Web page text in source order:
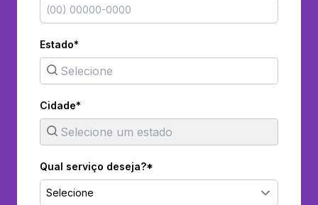
Estado*
Cidade*
Qual serviço deseja?*
Selecione